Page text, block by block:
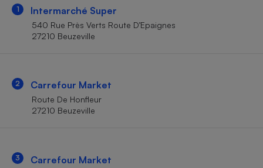
1 Intermarché Super
540 Rue Près Verts Route D’Epaignes
27210 Beuzeville
2 Carrefour Market
Route De Honfleur
27210 Beuzeville
3 Carrefour Market